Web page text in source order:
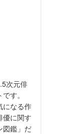
次元俳
す。
になる作
優に関す
図鑑」だ